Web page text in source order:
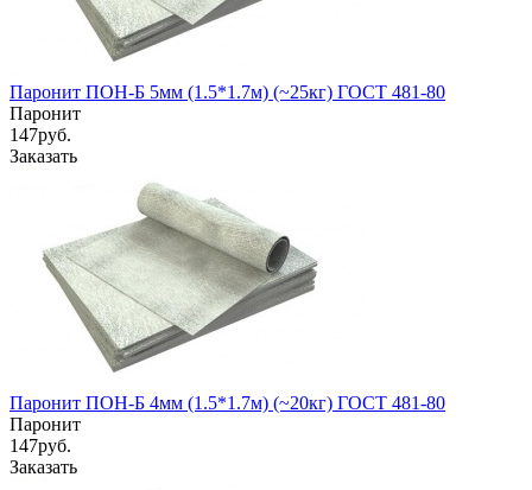
Паронит ПОН-Б 5мм (1.5*1.7м) (~25кг) ГОСТ 481-80
Паронит
147руб.
Заказать
Паронит ПОН-Б 4мм (1.5*1.7м) (~20кг) ГОСТ 481-80
Паронит
147руб.
Заказать